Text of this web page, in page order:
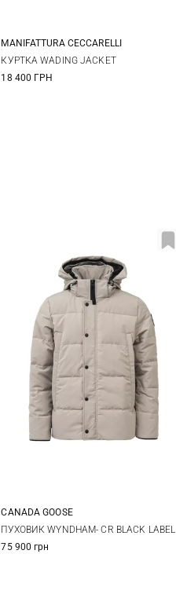
40 42
MANIFATTURA CECCARELLI
КУРТКА WADING JACKET
18 400 ГРН
M L XL XXL
CANADA GOOSE
ПУХОВИК WYNDHAM- CR BLACK LABEL
75 900 грн